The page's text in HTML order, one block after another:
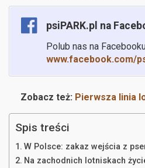
psiPARK.pl na
Polub nas na
www.facebook.com/
Zobacz też: Pierwsza linia
Spis treści
W Polsce: zakaz wejścia z
Na zachodnich lotniskach